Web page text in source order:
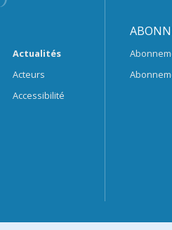
Actualités
Acteurs
Accessibilité